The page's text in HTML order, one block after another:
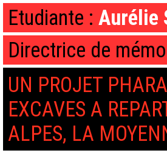
Etudiante : Aurélie
Directrice de
UN PROJET
EXCAVES A
ALPES, LA